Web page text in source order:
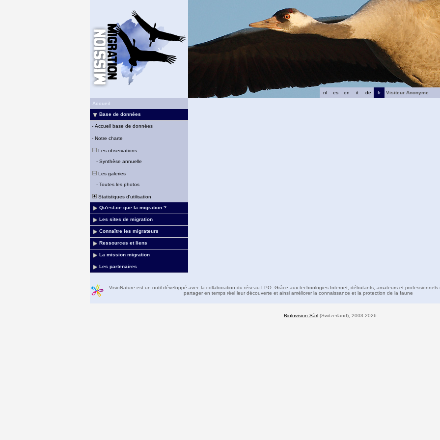
fr
de
it
en
es
nl
Visiteur Anonyme
Accueil
Base de données
- Accueil base de données
- Notre charte
Les observations
- Synthèse annuelle
Les galeries
- Toutes les photos
Statistiques d'utilisation
Qu'est-ce que la migration ?
Les sites de migration
Connaître les migrateurs
Ressources et liens
La mission migration
Les partenaires
VisioNature est un outil développé avec la collaboration du réseau LPO. Grâce aux technologies Internet, débutants, amateurs et professionnels
partager en temps réel leur découverte et ainsi améliorer la connaissance et la protection de la faune
Biolovision Sàrl (Switzerland), 2003-2026